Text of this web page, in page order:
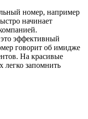
номер, например
начинает
эффективный
говорит об имидже
На красивые
легко запомнить